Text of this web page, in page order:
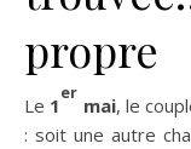
propre
Le 1
er
mai, le
: soit une autre